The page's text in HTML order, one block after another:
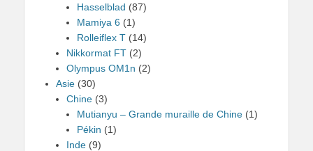
Hasselblad (87)
Mamiya 6 (1)
Rolleiflex T (14)
Nikkormat FT (2)
Olympus OM1n (2)
Asie (30)
Chine (3)
Mutianyu – Grande muraille de Chine (1)
Pékin (1)
Inde (9)